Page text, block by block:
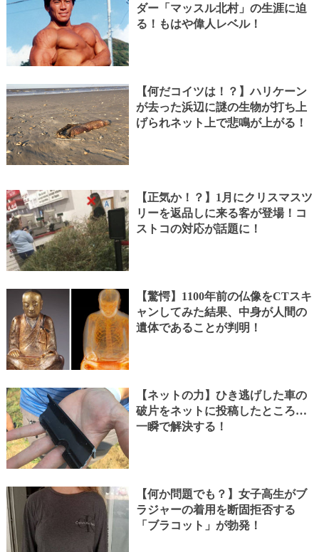
ダー「マッスル北村」の生涯に迫
る！もはや偉人レベル！
【何だコイツは！？】ハリケーン
が去った浜辺に謎の生物が打ち上
げられネット上で悲鳴が上がる！
【正気か！？】1月にクリスマスツ
リーを返品しに来る客が登場！コ
ストコの対応が話題に！
【驚愕】1100年前の仏像をCTスキ
ャンしてみた結果、中身が人間の
遺体であることが判明！
【ネットの力】ひき逃げした車の
破片をネットに投稿したところ…
一瞬で解決する！
【何か問題でも？】女子高生がブ
ラジャーの着用を断固拒否する
「ブラコット」が勃発！